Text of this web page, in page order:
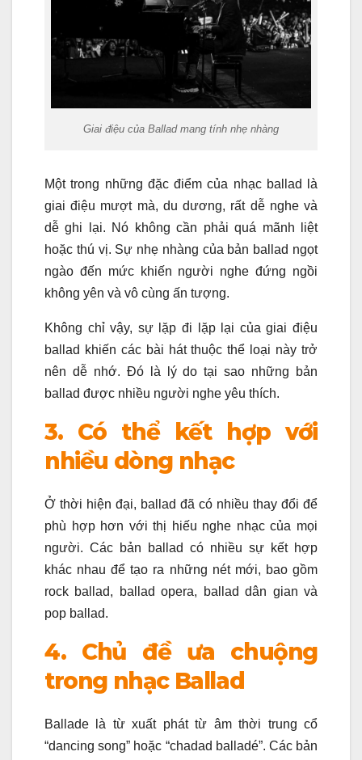
Giai điệu của Ballad mang tính nhẹ nhàng
Một trong những đặc điểm của nhạc ballad là
giai điệu mượt mà, du dương, rất dễ nghe và
dễ ghi lại. Nó không cần phải quá mãnh liệt
hoặc thú vị. Sự nhẹ nhàng của bản ballad ngọt
ngào đến mức khiến người nghe đứng ngồi
không yên và vô cùng ấn tượng.
Không chỉ vậy, sự lặp đi lặp lại của giai điệu
ballad khiến các bài hát thuộc thể loại này trở
nên dễ nhớ. Đó là lý do tại sao những bản
ballad được nhiều người nghe yêu thích.
3. Có thể kết hợp với
nhiều dòng nhạc
Ở thời hiện đại, ballad đã có nhiều thay đổi để
phù hợp hơn với thị hiếu nghe nhạc của mọi
người. Các bản ballad có nhiều sự kết hợp
khác nhau để tạo ra những nét mới, bao gồm
rock ballad, ballad opera, ballad dân gian và
pop ballad.
4. Chủ đề ưa chuộng
trong nhạc Ballad
Ballade là từ xuất phát từ âm thời trung cổ
“dancing song” hoặc “chadad balladé”. Các bản